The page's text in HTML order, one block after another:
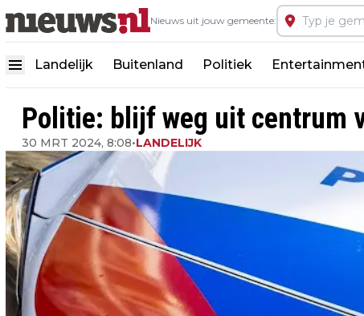
Nieuws uit jouw gemeente:
Landelijk Buitenland Politiek
Politie: blijf weg uit centrum
30 MRT 2024, 8:08•LANDELIJK